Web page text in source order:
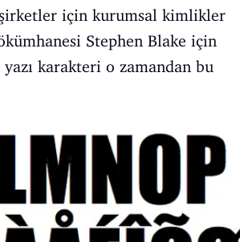
şirketler için kurumsal kimlikler
Stephen Blake için
yazı karakteri o zamandan bu